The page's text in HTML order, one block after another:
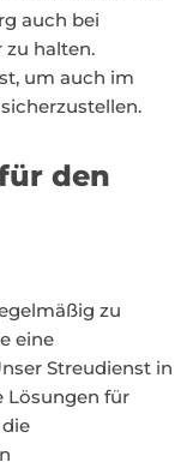
auch bei
halten.
um auch im
den
zu
eine
Streudienst in
Lösungen für